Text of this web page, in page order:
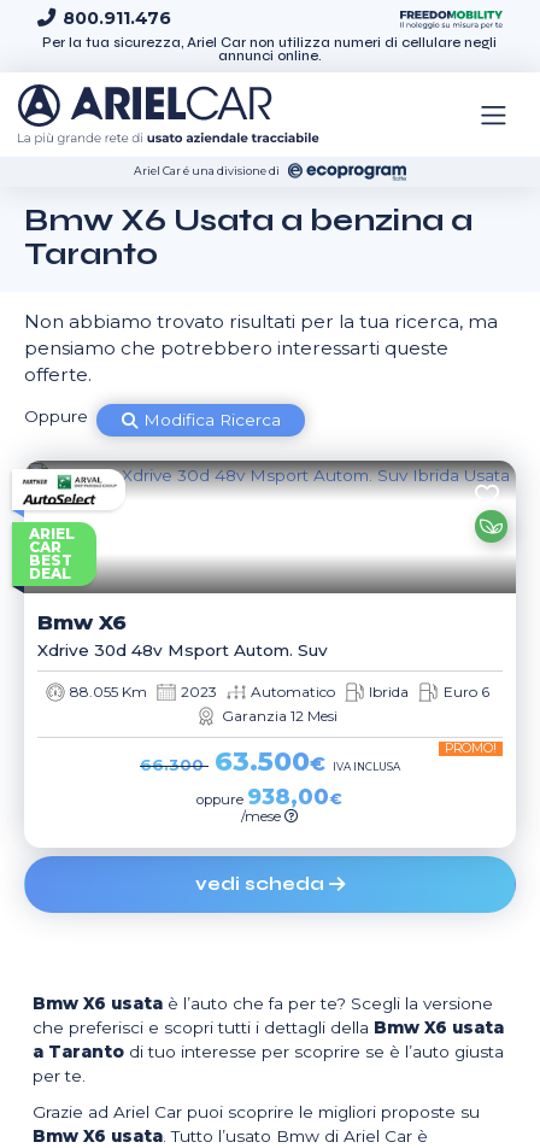
Skip to content
800.911.476
Per la tua sicurezza, Ariel Car non utilizza numeri di cellulare negli
annunci online.
Ariel Car é una divisione di
Bmw X6 Usata a benzina a
Taranto
Non abbiamo trovato risultati per la tua ricerca, ma
pensiamo che potrebbero interessarti queste
offerte.
Oppure Modifica Ricerca
ARIEL
CAR
BEST
DEAL
Bmw X6
Xdrive 30d 48v Msport Autom. Suv
88.055 Km 2023 Automatico Ibrida
Euro 6
Garanzia 12 Mesi
66.300 63.500€
PROMO!
IVA INCLUSA
oppure 938,00€
/mese
vedi scheda
Bmw X6 usata è l’auto che fa per te? Scegli la versione
che preferisci e scopri tutti i dettagli della Bmw X6 usata
a Taranto di tuo interesse per scoprire se è l’auto giusta
per te.
Grazie ad Ariel Car puoi scoprire le migliori proposte su
Bmw X6 usata. Tutto l’usato Bmw di Ariel Car è